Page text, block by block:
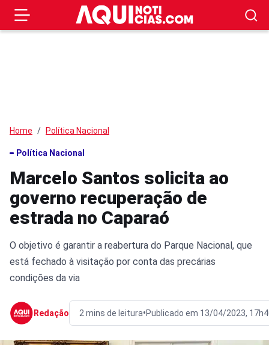
Home Política Nacional
Política Nacional
Marcelo Santos solicita ao
governo recuperação de
estrada no Caparaó
O objetivo é garantir a reabertura do Parque Nacional, que
está fechado à visitação por conta das precárias
condições da via
Redação 2 mins de leitura•Publicado em 13/04/2023,